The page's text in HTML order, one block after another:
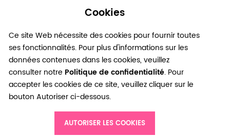
Cookies
Ce site Web nécessite des cookies pour fournir toutes
ses fonctionnalités. Pour plus d'informations sur les
données contenues dans les cookies, veuillez
consulter notre Politique de confidentialité. Pour
accepter les cookies de ce site, veuillez cliquer sur le
bouton Autoriser ci-dessous.
AUTORISER LES COOKIES
0
Breloque Radiocassette Argent vieilli x 6